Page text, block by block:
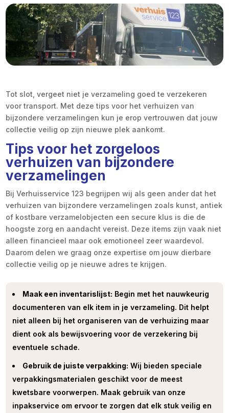
Tot slot, vergeet niet je verzameling goed te verzekeren
voor transport. Met deze tips voor het verhuizen van
bijzondere verzamelingen kun je erop vertrouwen dat jouw
collectie veilig op zijn nieuwe plek aankomt.
Tips voor het zorgeloos
verhuizen van bijzondere
verzamelingen
Bij Verhuisservice 123 begrijpen wij als geen ander dat het
verhuizen van bijzondere verzamelingen zoals kunst, antiek
of kostbare verzamelobjecten een secure klus is die de
hoogste zorg en aandacht vereist. Deze items zijn vaak niet
alleen financieel maar ook emotioneel zeer waardevol.
Daarom delen we graag onze expertise om jouw dierbare
collectie veilig op je nieuwe adres te krijgen.
Maak een inventarislijst: Begin met het nauwkeurig
documenteren van elk item in je verzameling. Dit helpt
niet alleen bij het organiseren van de verhuizing maar
dient ook als bewijsvoering voor de verzekering bij
eventuele schade.
Gebruik de juiste verpakking: Wij bieden speciale
verpakkingsmaterialen geschikt voor de meest
kwetsbare voorwerpen. Maak gebruik van onze
inpakservice om ervoor te zorgen dat elk stuk veilig en